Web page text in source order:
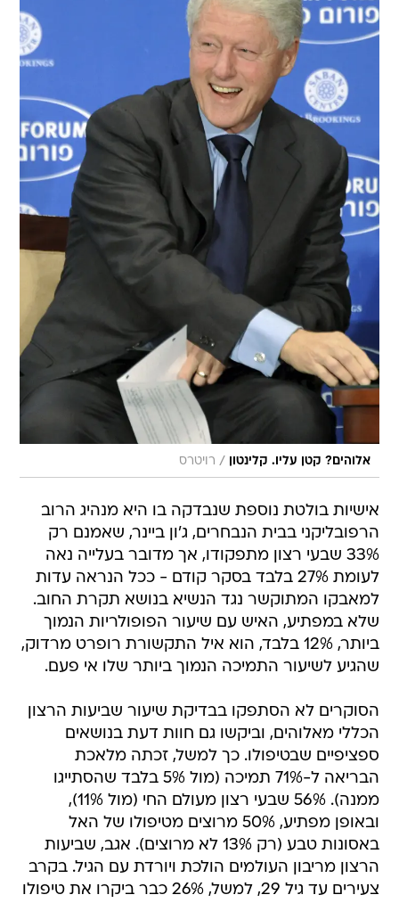
אלוהים? קטן עליו. קלינטון / רויטרס
אישיות בולטת נוספת שנבדקה בו היא מנהיג הרוב
הרפובליקני בבית הנבחרים, ג'ון ביינר, שאמנם רק
33% שבעי רצון מתפקודו, אך מדובר בעלייה נאה
לעומת 27% בלבד בסקר קודם - ככל הנראה עדות
למאבקו המתוקשר נגד הנשיא בנושא תקרת החוב.
שלא במפתיע, האיש עם שיעור הפופולריות הנמוך
ביותר, 12% בלבד, הוא איל התקשורת רופרט מרדוק,
שהגיע לשיעור התמיכה הנמוך ביותר שלו אי פעם.
הסוקרים לא הסתפקו בבדיקת שיעור שביעות הרצון
הכללי מאלוהים, וביקשו גם חוות דעת בנושאים
ספציפיים שבטיפולו. כך למשל, זכתה מלאכת
הבריאה ל-71% תמיכה (מול 5% בלבד שהסתייגו
ממנה). 56% שבעי רצון מעולם החי (מול 11%),
ובאופן מפתיע, 50% מרוצים מטיפולו של האל
באסונות טבע (רק 13% לא מרוצים). אגב, שביעות
הרצון מריבון העולמים הולכת ויורדת עם הגיל. בקרב
צעירים עד גיל 29, למשל, 26% כבר ביקרו את טיפולו